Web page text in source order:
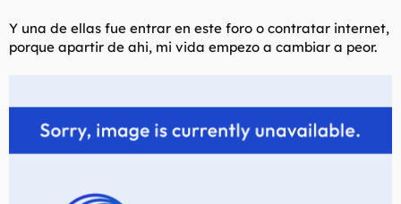
Y una de ellas fue entrar en este foro o contratar internet,
porque apartir de ahi, mi vida empezo a cambiar a peor.